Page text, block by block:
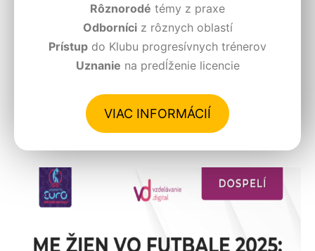
Rôznorodé témy z praxe
Odborníciz rôznych oblastí
Prístup do Klubu progresívnych trénerov
Uznanie na predĺženie licencie
VIAC INFORMÁCIÍ